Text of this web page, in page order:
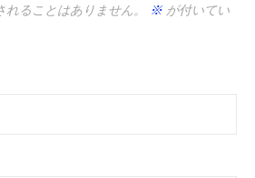
ることはありません。 ※が付いてい